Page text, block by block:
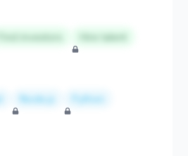
Hire talent
Node.js Python